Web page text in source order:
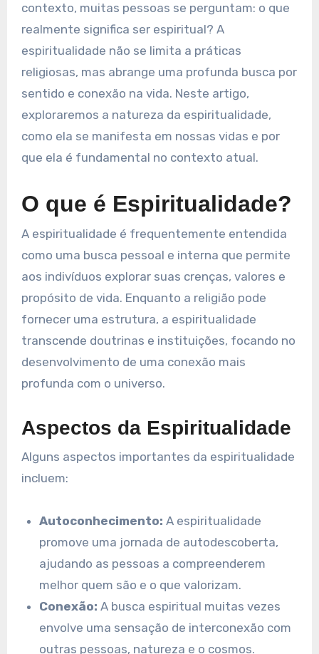
contexto, muitas pessoas se perguntam: o que
realmente significa ser espiritual? A
espiritualidade não se limita a práticas
religiosas, mas abrange uma profunda busca por
sentido e conexão na vida. Neste artigo,
exploraremos a natureza da espiritualidade,
como ela se manifesta em nossas vidas e por
que ela é fundamental no contexto atual.
O que é Espiritualidade?
A espiritualidade é frequentemente entendida
como uma busca pessoal e interna que permite
aos indivíduos explorar suas crenças, valores e
propósito de vida. Enquanto a religião pode
fornecer uma estrutura, a espiritualidade
transcende doutrinas e instituições, focando no
desenvolvimento de uma conexão mais
profunda com o universo.
Aspectos da Espiritualidade
Alguns aspectos importantes da espiritualidade
incluem:
Autoconhecimento: A espiritualidade
promove uma jornada de autodescoberta,
ajudando as pessoas a compreenderem
melhor quem são e o que valorizam.
Conexão: A busca espiritual muitas vezes
envolve uma sensação de interconexão com
outras pessoas, natureza e o cosmos.